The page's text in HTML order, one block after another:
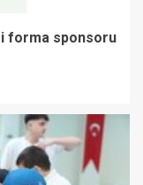
forma sponsoru